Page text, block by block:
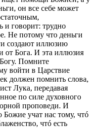
он все себе может
и говорит: трудно
. Не потому что деньги
создают иллюзию
от Бога. И эта иллюзия
Богу. Помните
войти в Царствие
должен помнить слова,
Лука, передавая
по силе духовного
проповеди. И
учат нас тому, чтó
чтó есть